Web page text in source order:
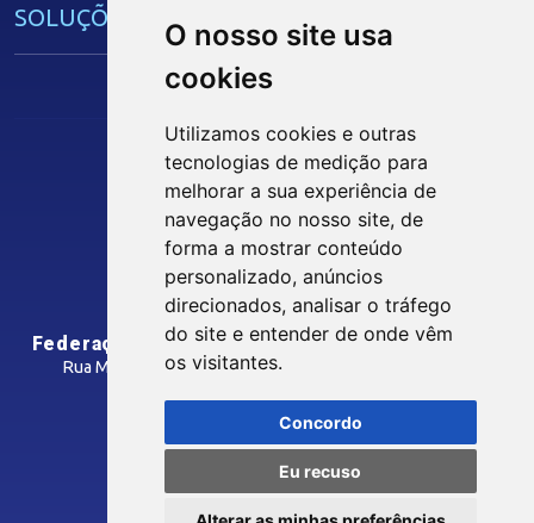
O nosso site usa
cookies
Utilizamos cookies e outras
tecnologias de medição para
melhorar a sua experiência de
navegação no nosso site, de
forma a mostrar conteúdo
personalizado, anúncios
direcionados, analisar o tráfego
do site e entender de onde vêm
os visitantes.
Concordo
Eu recuso
SOLUÇÕES E SERVIÇOS
Núcleo de Acesso ao Crédito
Centro Internacional de Negócios -
CONTRIBUIÇÃO SINDICAL
SINDICATOS FILIADOS
Siga nossas Redes Sociais
INTRANET
Federação das Indústrias do Estado da Paraíba
Rua Manoel Gonçalves Guimarães, 195 - José Pinheiro
Como Chegar
© 2026 FIEPB